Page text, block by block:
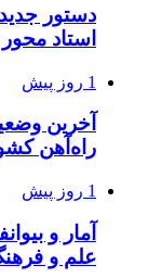
دستور
استاد
1 روز پیش
آخرین
راه‌آهن
1 روز پیش
آمار و
علم و